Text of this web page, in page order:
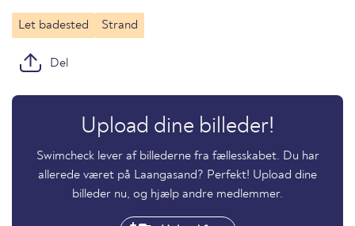
Let badested Strand
Del
Upload dine billeder!
Swimcheck lever af billederne fra fællesskabet. Du har
allerede været på Laangasand? Perfekt! Upload dine
billeder nu, og hjælp andre medlemmer.